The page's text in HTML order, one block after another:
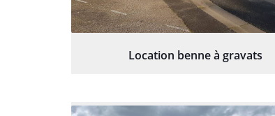
Location benne à gravats